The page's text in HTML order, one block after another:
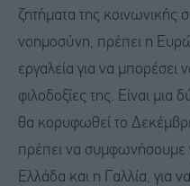
ζητήματα της κοινωνικής
νοημοσύνη, πρέπει η
εργαλεία για να μπορέσει
φιλοδοξίες της. Είναι μια
θα κορυφωθεί το
πρέπει να συμφωνήσουμε
Ελλάδα και η Γαλλία, για